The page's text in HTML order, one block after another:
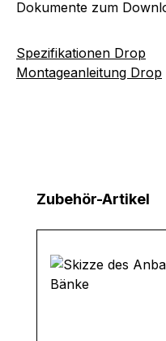
Dokumente zum
Spezifikationen Drop
Montageanleitung Drop
Produktgalerie
Zubehör-Artikel